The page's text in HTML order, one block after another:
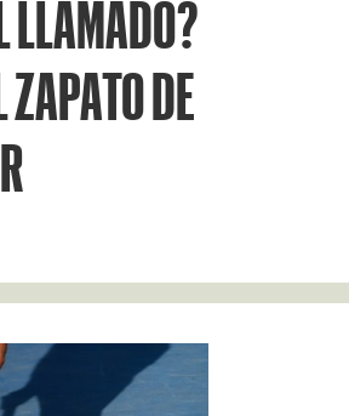
LLAMADO?
ZAPATO DE